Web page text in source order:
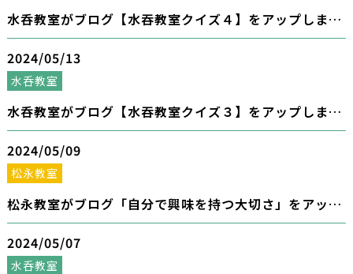
水呑教室がブログ【水吞教室クイズ４】をアップしまし
た。
2024/05/13
水呑教室
水呑教室がブログ【水吞教室クイズ３】をアップしまし
た。
2024/05/09
松永教室
松永教室がブログ「自分で興味を持つ大切さ」をアップ
しました。
2024/05/07
水呑教室